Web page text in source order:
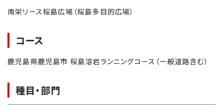
南栄リース桜島広場（桜島多目的広場）
コース
鹿児島県鹿児島市 桜島溶岩ランニングコース（一般道路含む）
種目・部門